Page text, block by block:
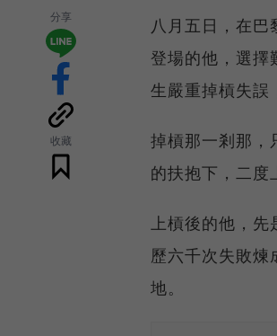
分享
收藏
八月五日，在
登場的他，選擇
生嚴重掉槓失誤
掉槓那一剎那，
的扶抱下，二度
上槓後的他，
歷六千次失敗
地。